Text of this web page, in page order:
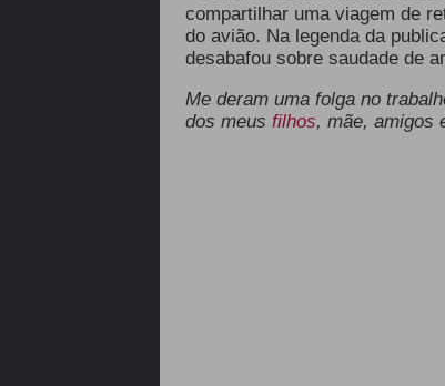
compartilhar uma viagem de
do avião. Na legenda da
desabafou sobre saudade de
Me deram uma folga no
dos meus filhos, mãe, amigos